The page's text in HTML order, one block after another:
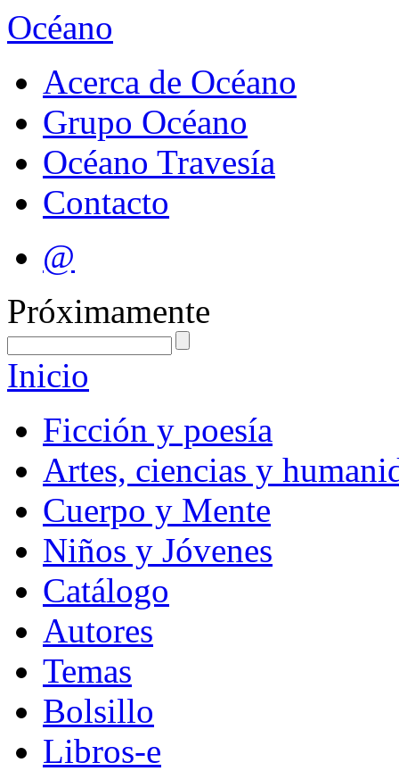
Océano
Acerca de Océano
Grupo Océano
Océano Travesía
Contacto
@
Próximamente
Inicio
Ficción y poesía
Artes, ciencias y
Cuerpo y Mente
Niños y Jóvenes
Catálogo
Autores
Temas
Bolsillo
Libros-e